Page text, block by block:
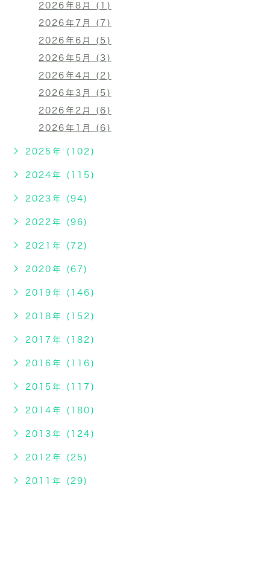
2026年8月 (1)
2026年7月 (7)
2026年6月 (5)
2026年5月 (3)
2026年4月 (2)
2026年3月 (5)
2026年2月 (6)
2026年1月 (6)
2025年 (102)
2024年 (115)
2023年 (94)
2022年 (96)
2021年 (72)
2020年 (67)
2019年 (146)
2018年 (152)
2017年 (182)
2016年 (116)
2015年 (117)
2014年 (180)
2013年 (124)
2012年 (25)
2011年 (29)